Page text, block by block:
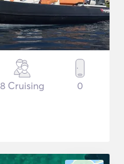
8 Cruising 0